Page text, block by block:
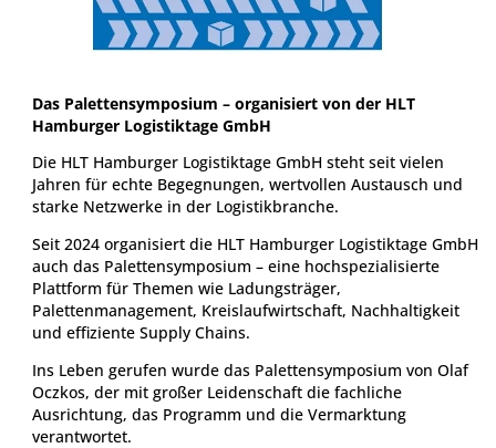
Das Palettensymposium – organisiert von der HLT
Hamburger Logistiktage GmbH
Die HLT Hamburger Logistiktage GmbH steht seit vielen
Jahren für echte Begegnungen, wertvollen Austausch und
starke Netzwerke in der Logistikbranche.
Seit 2024 organisiert die HLT Hamburger Logistiktage GmbH
auch das Palettensymposium – eine hochspezialisierte
Plattform für Themen wie Ladungsträger,
Palettenmanagement, Kreislaufwirtschaft, Nachhaltigkeit
und effiziente Supply Chains.
Ins Leben gerufen wurde das Palettensymposium von Olaf
Oczkos, der mit großer Leidenschaft die fachliche
Ausrichtung, das Programm und die Vermarktung
verantwortet.